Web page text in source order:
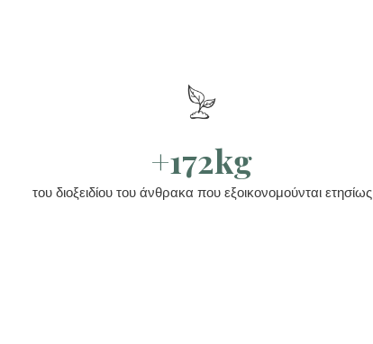
+172kg
του διοξειδίου του άνθρακα που εξοικονομούνται ετησίως